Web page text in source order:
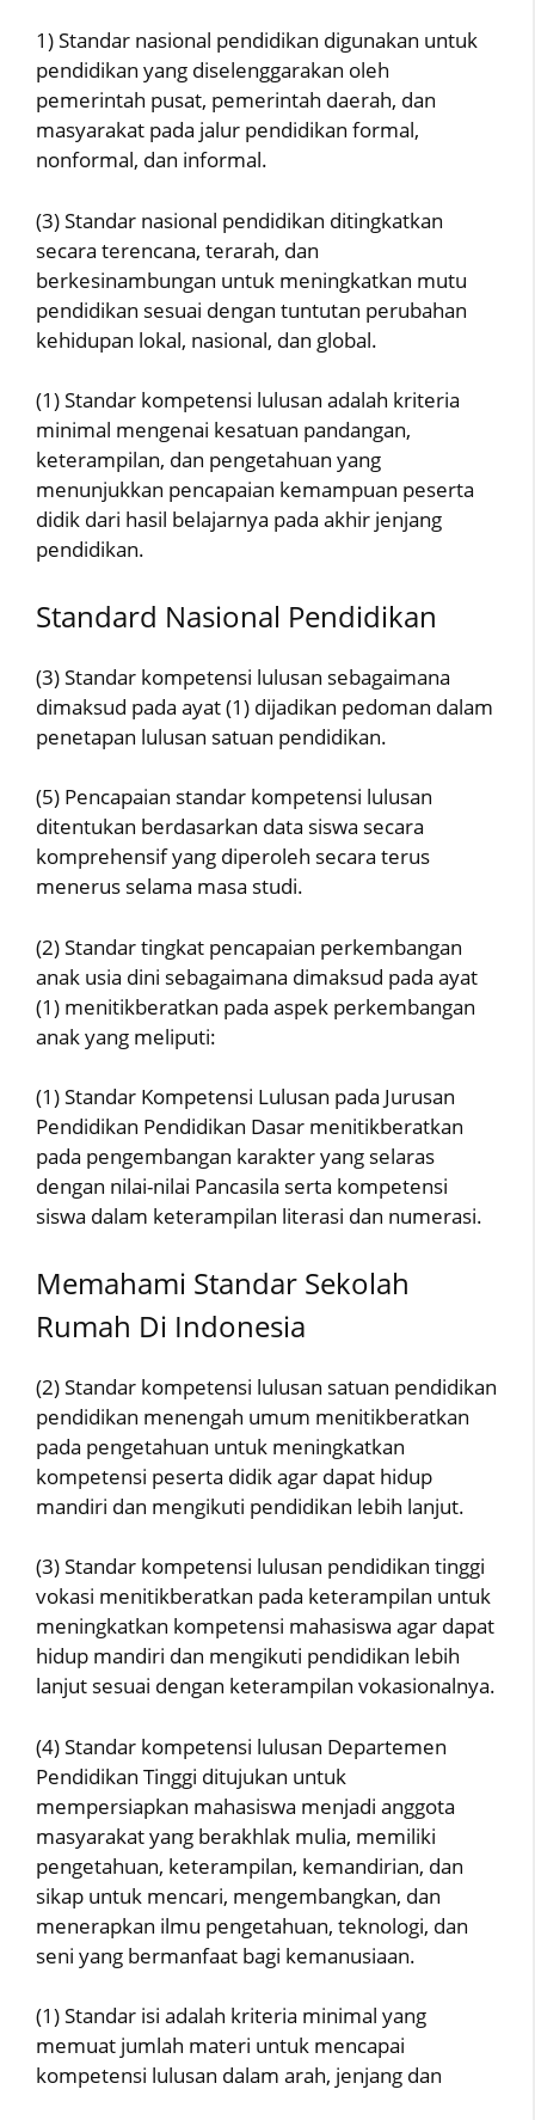
1) Standar nasional pendidikan digunakan untuk
pendidikan yang diselenggarakan oleh
pemerintah pusat, pemerintah daerah, dan
masyarakat pada jalur pendidikan formal,
nonformal, dan informal.
(3) Standar nasional pendidikan ditingkatkan
secara terencana, terarah, dan
berkesinambungan untuk meningkatkan mutu
pendidikan sesuai dengan tuntutan perubahan
kehidupan lokal, nasional, dan global.
(1) Standar kompetensi lulusan adalah kriteria
minimal mengenai kesatuan pandangan,
keterampilan, dan pengetahuan yang
menunjukkan pencapaian kemampuan peserta
didik dari hasil belajarnya pada akhir jenjang
pendidikan.
Standard Nasional Pendidikan
(3) Standar kompetensi lulusan sebagaimana
dimaksud pada ayat (1) dijadikan pedoman dalam
penetapan lulusan satuan pendidikan.
(5) Pencapaian standar kompetensi lulusan
ditentukan berdasarkan data siswa secara
komprehensif yang diperoleh secara terus
menerus selama masa studi.
(2) Standar tingkat pencapaian perkembangan
anak usia dini sebagaimana dimaksud pada ayat
(1) menitikberatkan pada aspek perkembangan
anak yang meliputi:
(1) Standar Kompetensi Lulusan pada Jurusan
Pendidikan Pendidikan Dasar menitikberatkan
pada pengembangan karakter yang selaras
dengan nilai-nilai Pancasila serta kompetensi
siswa dalam keterampilan literasi dan numerasi.
Memahami Standar Sekolah
Rumah Di Indonesia
(2) Standar kompetensi lulusan satuan pendidikan
pendidikan menengah umum menitikberatkan
pada pengetahuan untuk meningkatkan
kompetensi peserta didik agar dapat hidup
mandiri dan mengikuti pendidikan lebih lanjut.
(3) Standar kompetensi lulusan pendidikan tinggi
vokasi menitikberatkan pada keterampilan untuk
meningkatkan kompetensi mahasiswa agar dapat
hidup mandiri dan mengikuti pendidikan lebih
lanjut sesuai dengan keterampilan vokasionalnya.
(4) Standar kompetensi lulusan Departemen
Pendidikan Tinggi ditujukan untuk
mempersiapkan mahasiswa menjadi anggota
masyarakat yang berakhlak mulia, memiliki
pengetahuan, keterampilan, kemandirian, dan
sikap untuk mencari, mengembangkan, dan
menerapkan ilmu pengetahuan, teknologi, dan
seni yang bermanfaat bagi kemanusiaan.
(1) Standar isi adalah kriteria minimal yang
memuat jumlah materi untuk mencapai
kompetensi lulusan dalam arah, jenjang dan